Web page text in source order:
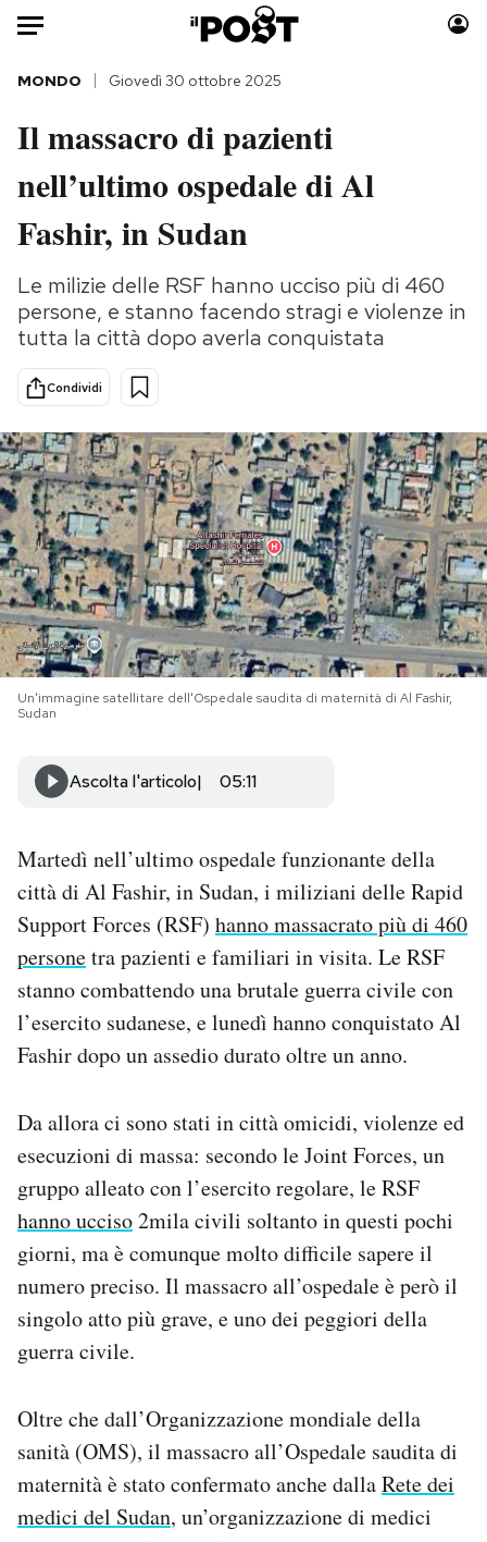
Auto
HOME
Italia
Politica
Tecnologia
Internet
Scienza
Cultura
Economia
Sport
Moda
Storie/Idee
Ok Boomer!
Media
Mondiali calcio 2026
PODCAST
NEWSLETTER
I MIEI PREFERITI
AREA PERSONALE
Area Personale
Newsletter
Notifiche mobile
Regala il Post
Hai bisogno di aiuto?
MONDO Giovedì 30 ottobre 2025
Il massacro di pazienti
nell’ultimo ospedale di Al
Fashir, in Sudan
Le milizie delle RSF hanno ucciso più di 460
persone, e stanno facendo stragi e violenze in
tutta la città dopo averla conquistata
Condividi
Un'immagine satellitare dell'Ospedale saudita di maternità di Al Fashir,
Sudan
Ascolta l'articolo 05:11
Martedì nell’ultimo ospedale funzionante della
città di Al Fashir, in Sudan, i miliziani delle Rapid
Support Forces (RSF) hanno massacrato più di 460
personetra pazienti e familiari in visita. Le RSF
stanno combattendo una brutale guerra civile con
l’esercito sudanese, e lunedì hanno conquistato Al
Fashir dopo un assedio durato oltre un anno.
Da allora ci sono stati in città omicidi, violenze ed
esecuzioni di massa: secondo le Joint Forces, un
gruppo alleato con l’esercito regolare, le RSF
hanno ucciso2mila civili soltanto in questi pochi
giorni, ma è comunque molto difficile sapere il
numero preciso. Il massacro all’ospedale è però il
singolo atto più grave, e uno dei peggiori della
guerra civile.
Oltre che dall’Organizzazione mondiale della
sanità (OMS), il massacro all’Ospedale saudita di
maternità è stato confermato anche dallaRete dei
medici del Sudan, un’organizzazione di medici